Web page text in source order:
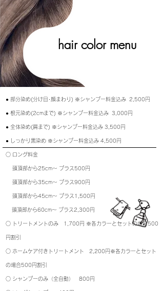
hair color menu
​● 部分染め(分け目･顔まわり) ※シャンプー料金込み 2,500円
● 根元染め(2cmまで) ※シャンプー料金込み 3,000円
● 全体染め(肩まで) ※シャンプー料金込み 3,500円
● しっかり黒染め ※シャンプー料金込み 4,500円
○ ロング料金
頭頂部から25cm〜 プラス500円
頭頂部から35cm〜 プラス900円
頭頂部から45cm〜 プラス1,500円
頭頂部から60cm〜 プラス2,300円
○ トリートメントのみ 1,700円 ※各カラーとセットの場合500
円割引
○ ホームケア付きトリートメント 2,200円※各カラーとセット
の場合500円割引
○ シャンプーのみ（全自動） 800円